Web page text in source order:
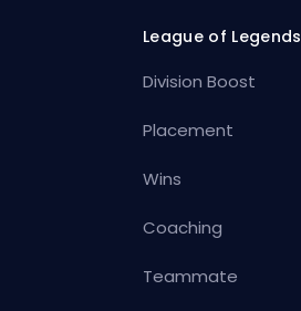
League of Legends
Division Boost
Placement
Wins
Coaching
Teammate